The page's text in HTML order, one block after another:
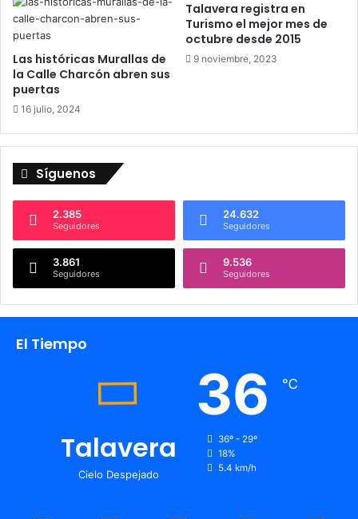
Las históricas Murallas de
la Calle Charcón abren sus
puertas
16 julio, 2024
Talavera registra en
Turismo el mejor mes de
octubre desde 2015
9 noviembre, 2023
Síguenos
2.385
Seguidores
24.632
Seguidores
3.861
Seguidores
9.536
Seguidores
El Tiempo
Talavera
Cielo Despejado
36 ℃
36º - 29º
18%
5.4 km/h